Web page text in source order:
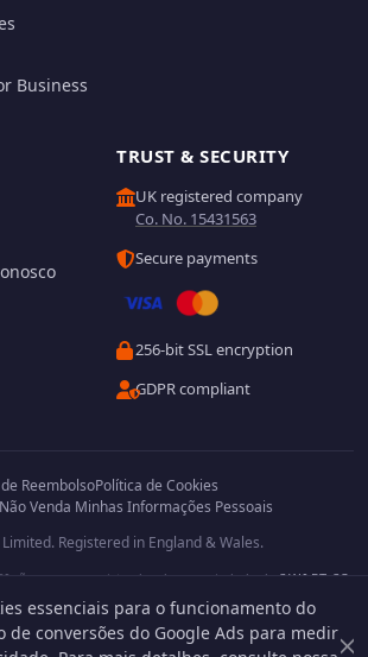
essenciais para o funcionamento do
de conversões do Google Ads para medir
Business
TRUST & SECURITY
UK registered company
Co. No. 15431563
Secure payments
256-bit SSL encryption
GDPR compliant
ReembolsoPolítica de Cookies
Não Venda Minhas Informações Pessoais
Registered in England & Wales.
são marcas registradas de propriedade da S.W.I.F.T. SC
Avenue Adele 1, 1310 La Hulpe, Belgium. We are not in
SC. Other terms, names and/or logos can be
owners. We are not affiliated, unless clearly